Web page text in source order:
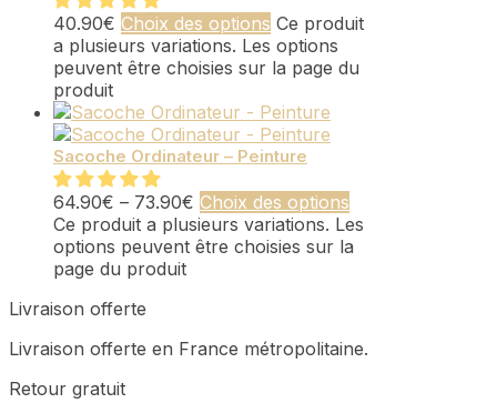
40.90€ Choix des options Ce produit
a plusieurs variations. Les options
peuvent être choisies sur la page du
produit
Sacoche Ordinateur – Peinture
64.90€ – 73.90€ Choix des options
Ce produit a plusieurs variations. Les
options peuvent être choisies sur la
page du produit
Livraison offerte
Livraison offerte en France métropolitaine.
Retour gratuit